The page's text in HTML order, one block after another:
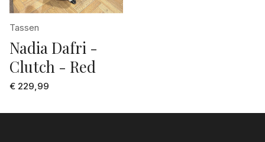
donker bruin
donker groen
ecru
2
24
25
26
Tassen
Nadia Dafri -
Clutch - Red
€ 229,99